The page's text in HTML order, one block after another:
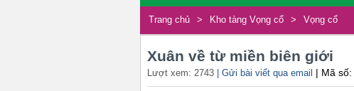
Trang chủ > Kho tàng Vọng cổ > Vọng cổ
Xuân về từ miền biên giới
Lượt xem: 2743 | Gửi bài viết qua email | Mã số: